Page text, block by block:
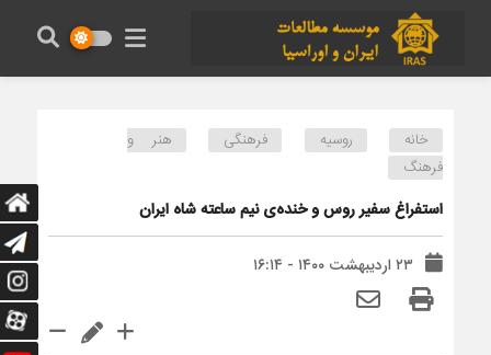
خانه روسیه فرهنگی
هنر و
فرهنگ
استفراغ سفیر روس و خنده‌ی نیم ساعته شاه ایران
۲۳ اردیبهشت ۱۴۰۰ - ۱۶:۱۴